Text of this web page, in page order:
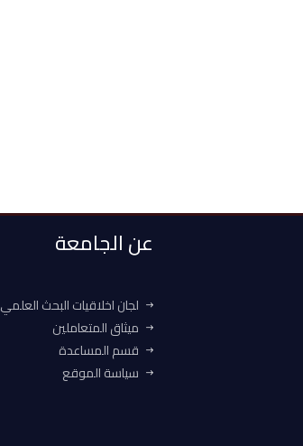
عن الجامعة
لجان اخلاقيات البحث العلمي
ميثاق المتعاملين
قسم المساعدة
سياسة الموقع